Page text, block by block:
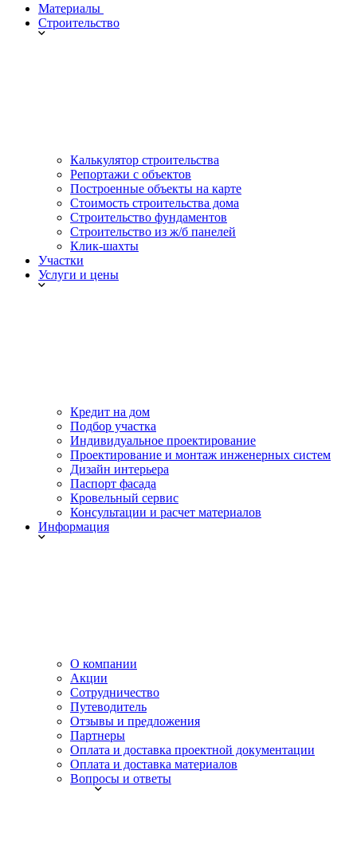
Материалы
Строительство
Калькулятор строительства
Репортажи с объектов
Построенные объекты на карте
Стоимость строительства дома
Строительство фундаментов
Строительство из ж/б панелей
Клик-шахты
Участки
Услуги и цены
Кредит на дом
Подбор участка
Индивидуальное проектирование
Проектирование и монтаж инженерных систем
Дизайн интерьера
Паспорт фасада
Кровельный сервис
Консультации и расчет материалов
Информация
О компании
Акции
Сотрудничество
Путеводитель
Отзывы и предложения
Партнеры
Оплата и доставка проектной документации
Оплата и доставка материалов
Вопросы и ответы